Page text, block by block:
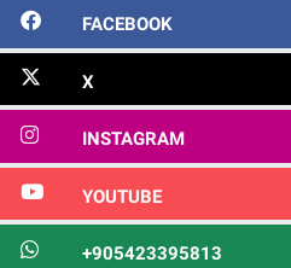
FACEBOOK
X
INSTAGRAM
YOUTUBE
+905423395813